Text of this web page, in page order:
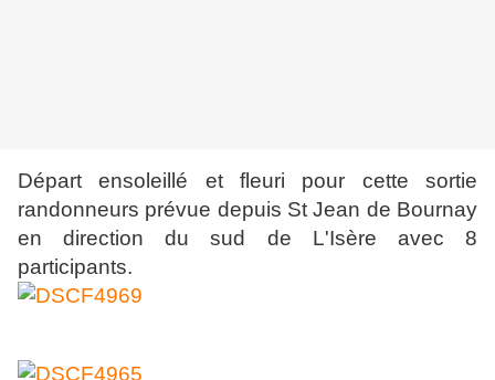
Départ ensoleillé et fleuri pour cette sortie
randonneurs prévue depuis St Jean de Bournay
en direction du sud de L'Isère avec 8
participants.